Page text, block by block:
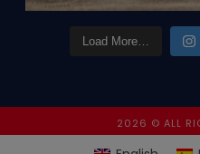
Load More…
2026 © ALL